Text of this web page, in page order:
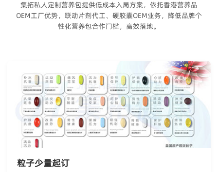
集拓私人定制营养包提供低成本入局方案，依托香港营养品
OEM工厂优势，联动片剂代工、硬胶囊OEM业务，降低品牌个
性化营养包合作门槛，高效落地。
粒子少量起订